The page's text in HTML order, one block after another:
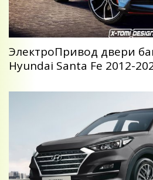
ЭлектроПривод двери
Hyundai Santa Fe 2012-